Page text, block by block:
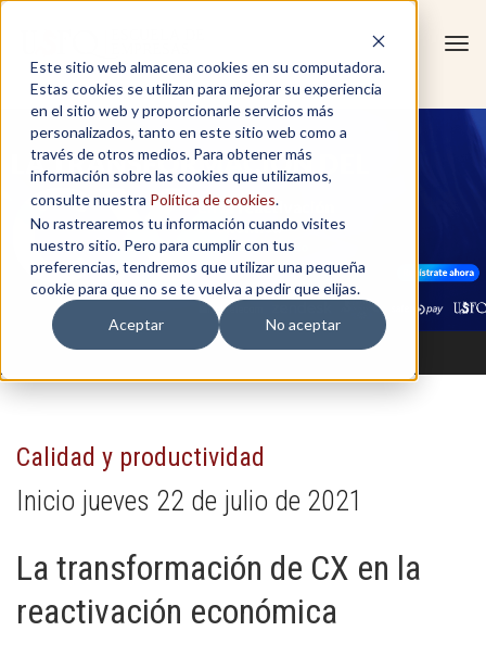
Este sitio web almacena cookies en su computadora.
Estas cookies se utilizan para mejorar su experiencia
en el sitio web y proporcionarle servicios más
personalizados, tanto en este sitio web como a
través de otros medios. Para obtener más
información sobre las cookies que utilizamos,
consulte nuestra Política de cookies.
No rastrearemos tu información cuando visites
nuestro sitio. Pero para cumplir con tus
preferencias, tendremos que utilizar una pequeña
cookie para que no se te vuelva a pedir que elijas.
Aceptar
No aceptar
Calidad y productividad
Inicio jueves 22 de julio de 2021
La transformación de CX en la
reactivación económica